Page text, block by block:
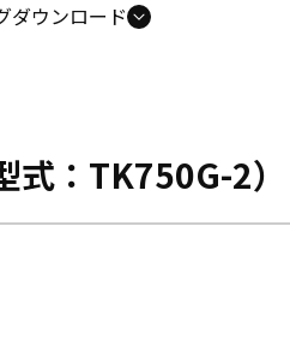
ダウンロード
式：TK750G-2）